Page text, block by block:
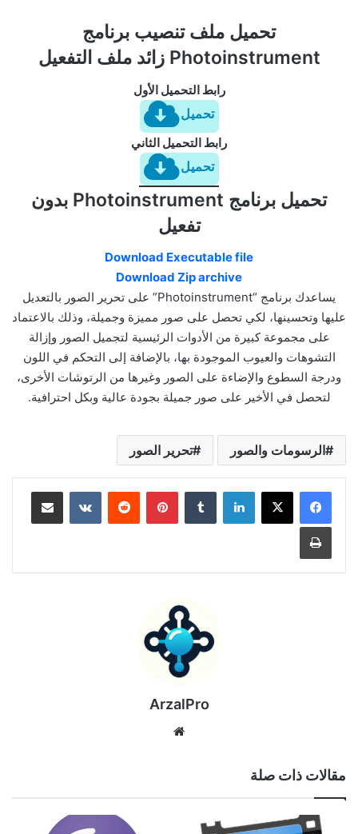
تحميل ملف تنصيب برنامج
Photoinstrument زائد ملف التفعيل
رابط التحميل الأول
تحميل
رابط التحميل الثاني
تحميل
تحميل برنامج Photoinstrument بدون
تفعيل
Download Executable file
Download Zip archive
يساعدك برنامج “Photoinstrument” على تحرير الصور بالتعديل
عليها وتحسينها، لكي تحصل على صور مميزة وجميلة، وذلك بالاعتماد
على مجموعة كبيرة من الأدوات الرئيسية لتجميل الصور وإزالة
التشوهات والعيوب الموجودة بها، بالإضافة إلى التحكم في اللون
ودرجة السطوع والإضاءة على الصور وغيرها من الرتوشات الأخرى،
لتحصل في الأخير على صور جميلة بجودة عالية وبكل احترافية.
الرسومات والصور تحرير الصور
لينكدإن بينتيريست مشاركة عبر البريد
طباعة
ArzalPro
مقالات ذات صلة